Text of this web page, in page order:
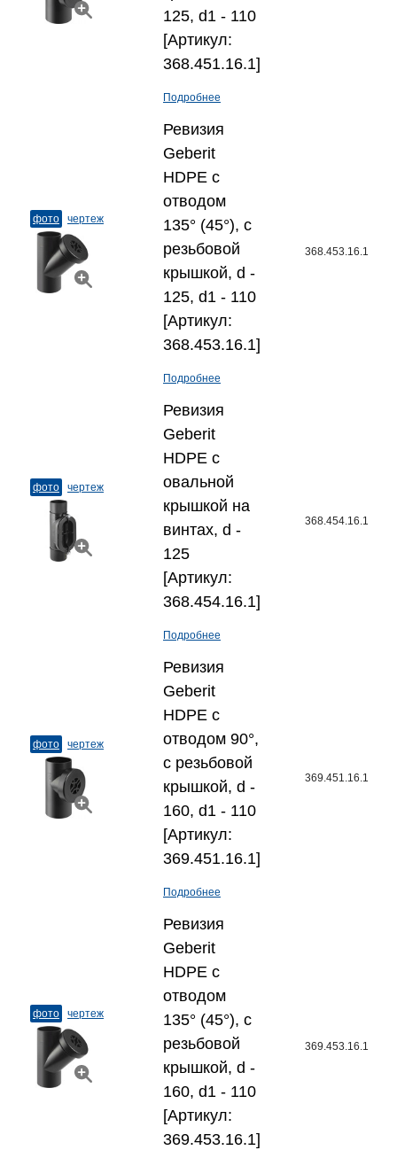
125, d1 - 110
[Артикул:
368.451.16.1]
Подробнее
фото чертеж
Ревизия
Geberit
HDPE с
отводом
135° (45°), с
резьбовой
крышкой, d -
125, d1 - 110
[Артикул:
368.453.16.1]
Подробнее
368.453.16.1
фото чертеж
Ревизия
Geberit
HDPE с
овальной
крышкой на
винтах, d -
125
[Артикул:
368.454.16.1]
Подробнее
368.454.16.1
фото чертеж
Ревизия
Geberit
HDPE с
отводом 90°,
с резьбовой
крышкой, d -
160, d1 - 110
[Артикул:
369.451.16.1]
Подробнее
369.451.16.1
фото чертеж
Ревизия
Geberit
HDPE с
отводом
135° (45°), с
резьбовой
крышкой, d -
160, d1 - 110
[Артикул:
369.453.16.1]
369.453.16.1